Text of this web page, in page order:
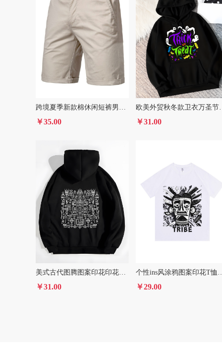
跨境夏季新款棉休闲短裤男式欧美直筒修身五分裤大码纯色男装
￥35.00
欧美外贸
￥31.00
美式古代图腾图案印花印花连帽衫长袖抽绳连帽卫衣女装
￥31.00
个性ins风涂鸦图案
￥29.00